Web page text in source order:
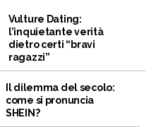
Vulture Dating:
l’inquietante verità
dietro certi “bravi
ragazzi”
Il dilemma del secolo:
come si pronuncia
SHEIN?